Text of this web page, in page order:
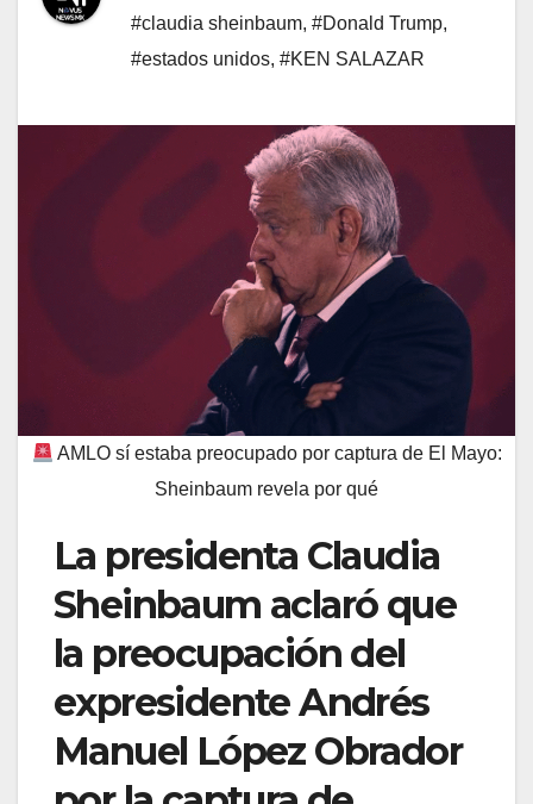
#claudia sheinbaum, #Donald Trump,
#estados unidos, #KEN SALAZAR
AMLO sí estaba preocupado por captura de El Mayo:
Sheinbaum revela por qué
La presidenta Claudia
Sheinbaum aclaró que
la preocupación del
expresidente Andrés
Manuel López Obrador